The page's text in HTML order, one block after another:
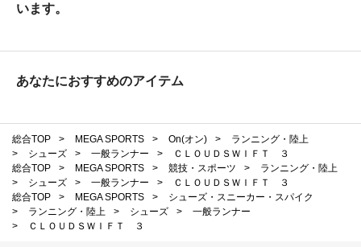
います。
あなたにおすすめのアイテム
総合TOP > MEGA SPORTS > On(オン) >
ランニング・陸上
>
シューズ > 一般ランナー >
ＣＬＯＵＤＳＷＩＦＴ ３
総合TOP
> MEGA SPORTS > 競技・スポーツ >
ランニング・陸上
>
シューズ > 一般ランナー >
ＣＬＯＵＤＳＷＩＦＴ ３
総合TOP
> MEGA SPORTS >
シューズ・スニーカー・スパイク
>
ランニング・陸上 > シューズ >
一般ランナー
>
ＣＬＯＵＤＳＷＩＦＴ ３